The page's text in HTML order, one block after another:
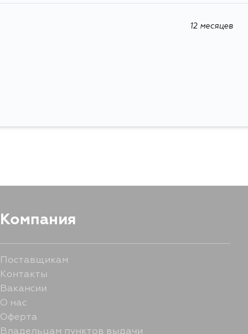
12 месяцев
Компания
Поставщикам
Контакты
Вакансии
О нас
Оферта
Владельцам пунктов выдачи